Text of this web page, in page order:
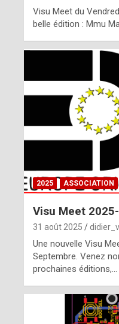
m
Visu Meet du
belle édition : Mmu
2025 ASSOCIATION
Visu Meet
31 août 2025 didier_v
Une nouvelle Visu
Septembre. Venez
prochaines éditions,…